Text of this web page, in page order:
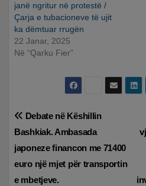
janë ngritur në protestë /
Çarja e tubacioneve të ujit
ka dëmtuar rrugën
22 Janar, 2025
Në “Qarku Fier”
Lëvizje
te
postimet
Debate në Këshillin
Bashkiak. Ambasada
japoneze financon me 71400
euro një mjet për transportin
e mbetjeve.